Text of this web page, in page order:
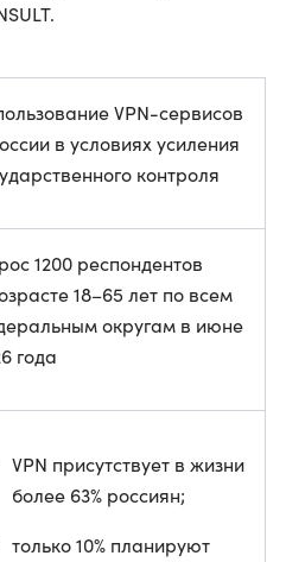
VPN-сервисов
в условиях усиления
контроля
1200 респондентов
18–65 лет по всем
округам в июне
года
VPN присутствует в жизни
более 63% россиян;
только 10% планируют